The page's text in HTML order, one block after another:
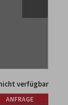
verfügbar
ANFRAGE